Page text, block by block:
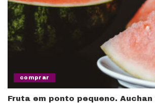
comprar
Fruta em ponto pequeno. Auchan